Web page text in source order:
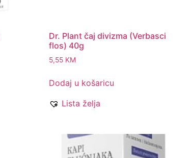
Dr. Plant čaj divizma (Verbasci
flos) 40g
5,55 KM
Dodaj u košaricu
Lista želja